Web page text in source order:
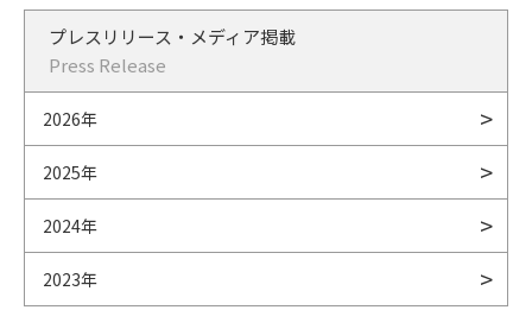
プレスリリース・メディア掲載
Press Release
2026年
2025年
2024年
2023年